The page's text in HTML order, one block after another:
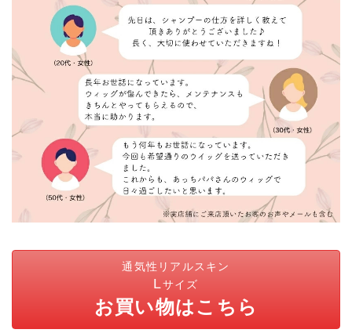
通気性リアルスキン
Lサイズ
お買い物はこちら